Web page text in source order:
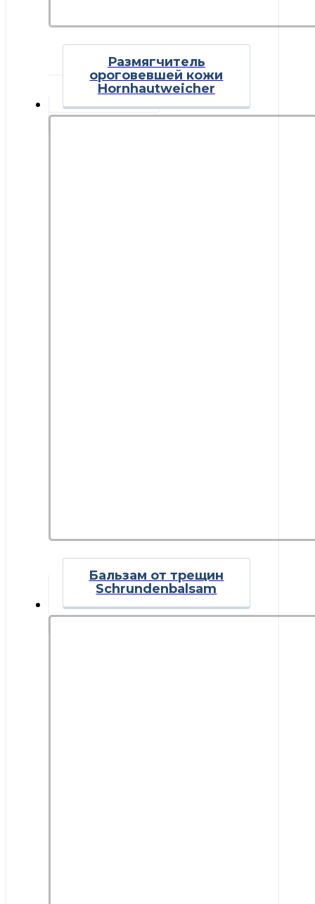
Размягчитель
ороговевшей кожи
Hornhautweicher
Бальзам от трещин
Schrundenbalsam